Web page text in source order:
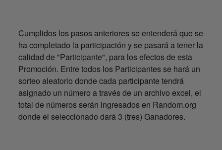
Cumplidos los pasos anteriores se entenderá que se
ha completado la participación y se pasará a tener la
calidad de "Participante", para los efectos de esta
Promoción. Entre todos los Participantes se hará un
sorteo aleatorio donde cada participante tendrá
asignado un número a través de un archivo excel, el
total de números serán ingresados en Random.org
donde el seleccionado dará 3 (tres) Ganadores.